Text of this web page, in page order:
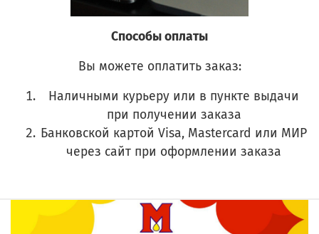
Способы оплаты
Вы можете оплатить заказ:
Наличными курьеру или в пункте выдачи
при получении заказа
Банковской картой Visa, Mastercard или МИР
через сайт при оформлении заказа